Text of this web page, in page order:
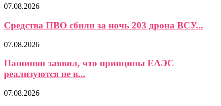
07.08.2026
Средства ПВО сбили за ночь 203 дрона ВСУ...
07.08.2026
Пашинян заявил, что принципы ЕАЭС
реализуются не в...
07.08.2026